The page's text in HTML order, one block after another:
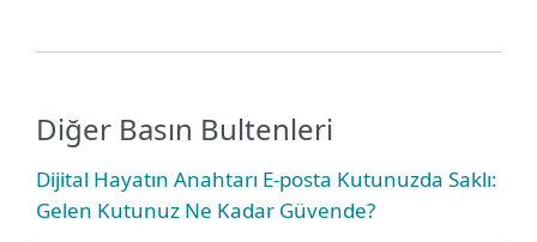
Diğer Basın Bultenleri
Dijital Hayatın Anahtarı E-posta Kutunuzda Saklı:
Gelen Kutunuz Ne Kadar Güvende?